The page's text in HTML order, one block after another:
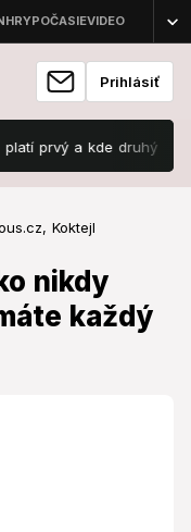
Prihlásiť
a kde druhý stupeň
Koktejl
nikdy
každý
každý